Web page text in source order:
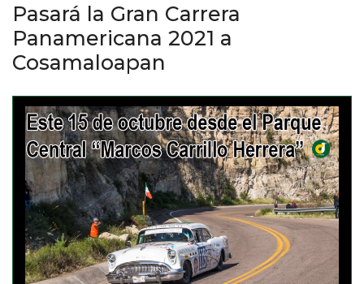
Pasará la Gran Carrera
Panamericana 2021 a
Cosamaloapan